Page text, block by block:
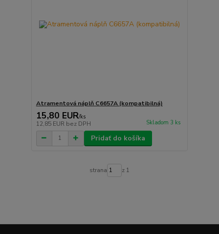
Atramentová náplň C6657A (kompatibilná)
15,80 EUR/ks
12,85 EUR bez DPH Skladom 3 ks
Pridať do košíka
strana z 1